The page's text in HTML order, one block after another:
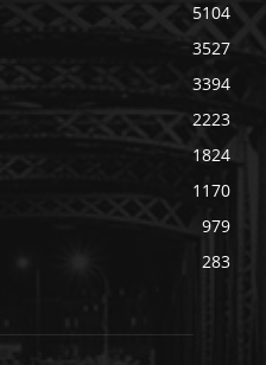
5104
3527
3394
2223
1824
1170
979
283